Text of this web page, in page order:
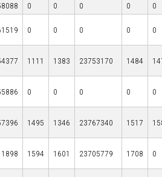
0 0 0 0
0
0 0 0 0 0
1111 1383 23753170 1484
0 0 0 0 0
1495 1346 23767340 1517
1594 1601 23705779 1708 0